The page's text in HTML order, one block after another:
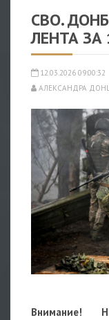
СВО.
ЛЕНТА ЗА
12.03.2026 09:00:32
АЛЕКСАНДРА
Внимание!